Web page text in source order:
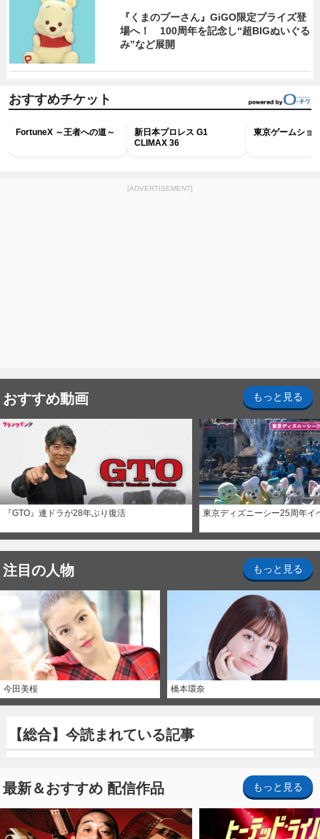
『くまのプーさん』GiGO限定プライズ登
場へ！ 100周年を記念し“超BIGぬいぐる
み”など展開
おすすめチケット
FortuneX ～王者への道～
新日本プロレス G1
CLIMAX 36
東京ゲームショ
[ADVERTISEMENT]
おすすめ動画 もっと見る
『GTO』連ドラが28年ぶり復活 東京ディズニーシー25周年イ
注目の人物 もっと見る
今田美桜 橋本環奈
【総合】今読まれている記事
最新＆おすすめ 配信作品 もっと見る